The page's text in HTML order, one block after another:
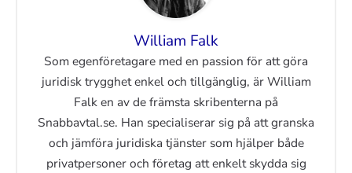
William Falk
Som egenföretagare med en passion för att göra
juridisk trygghet enkel och tillgänglig, är William
Falk en av de främsta skribenterna på
Snabbavtal.se. Han specialiserar sig på att granska
och jämföra juridiska tjänster som hjälper både
privatpersoner och företag att enkelt skydda sig